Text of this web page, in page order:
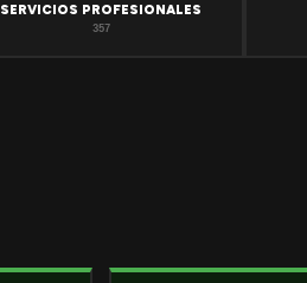
SERVICIOS PROFESIONALES
357